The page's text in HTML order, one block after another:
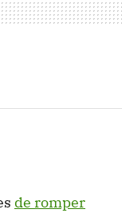
de romper